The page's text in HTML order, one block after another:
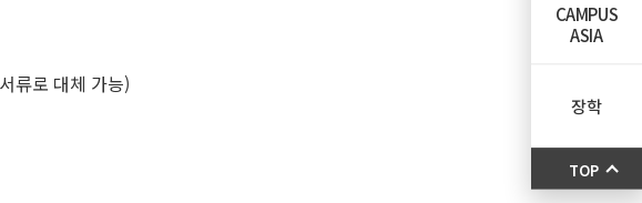
류로 대체 가능)
CAMPUS
ASIA
장학
TOP